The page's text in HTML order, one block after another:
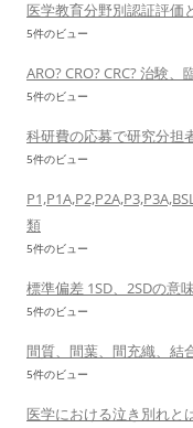
医学教育分野別認証評価
5件のビュー
ARO? CRO? CRC? 治験
5件のビュー
科研費の応募で研究分担
5件のビュー
類
5件のビュー
標準偏差 1SD、2SDの意
5件のビュー
間質、間葉、間充織、結
5件のビュー
医学における泣き別れ